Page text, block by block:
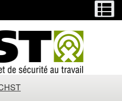
contenu
principal
la
version
HTML
simplifiée